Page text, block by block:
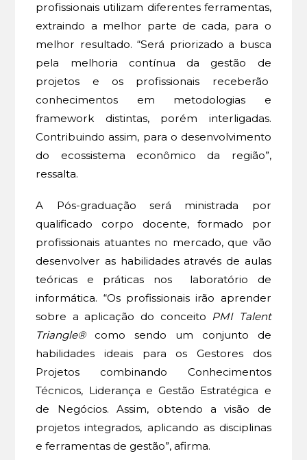
profissionais utilizam diferentes ferramentas,
extraindo a melhor parte de cada, para o
melhor resultado. “Será priorizado a busca
pela melhoria contínua da gestão de
projetos e os profissionais receberão
conhecimentos em metodologias e
framework distintas, porém interligadas.
Contribuindo assim, para o desenvolvimento
do ecossistema econômico da região”,
ressalta.
A Pós-graduação será ministrada por
qualificado corpo docente, formado por
profissionais atuantes no mercado, que vão
desenvolver as habilidades através de aulas
teóricas e práticas nos laboratório de
informática. “Os profissionais irão aprender
sobre a aplicação do conceito PMI Talent
Triangle®como sendo um conjunto de
habilidades ideais para os Gestores dos
Projetos combinando Conhecimentos
Técnicos, Liderança e Gestão Estratégica e
de Negócios. Assim, obtendo a visão de
projetos integrados, aplicando as disciplinas
e ferramentas de gestão”, afirma.